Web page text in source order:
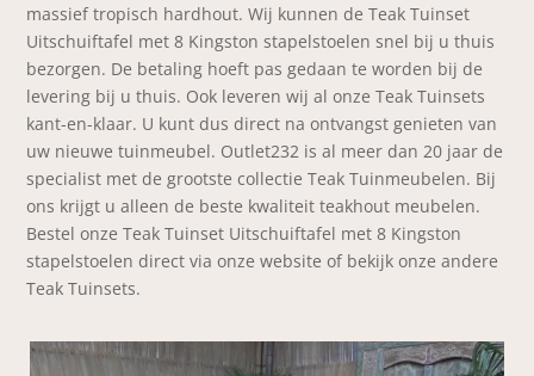
massief tropisch hardhout. Wij kunnen de Teak Tuinset
Uitschuiftafel met 8 Kingston stapelstoelen snel bij u thuis
bezorgen. De betaling hoeft pas gedaan te worden bij de
levering bij u thuis. Ook leveren wij al onze Teak Tuinsets
kant-en-klaar. U kunt dus direct na ontvangst genieten van
uw nieuwe tuinmeubel. Outlet232 is al meer dan 20 jaar de
specialist met de grootste collectie Teak Tuinmeubelen. Bij
ons krijgt u alleen de beste kwaliteit teakhout meubelen.
Bestel onze Teak Tuinset Uitschuiftafel met 8 Kingston
stapelstoelen direct via onze website of bekijk onze andere
Teak Tuinsets.